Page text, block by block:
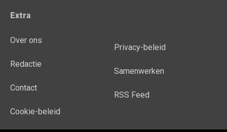
Extra
Over ons
Redactie
Contact
Cookie-beleid
Privacy-beleid
Samenwerken
RSS Feed